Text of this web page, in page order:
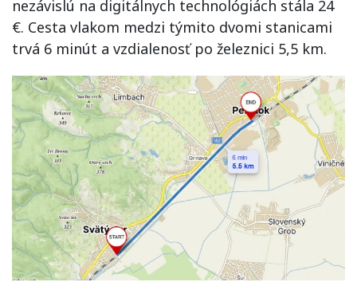
nezávislú na digitálnych technológiách stála 24
€. Cesta vlakom medzi týmito dvomi stanicami
trvá 6 minút a vzdialenosť po železnici 5,5 km.